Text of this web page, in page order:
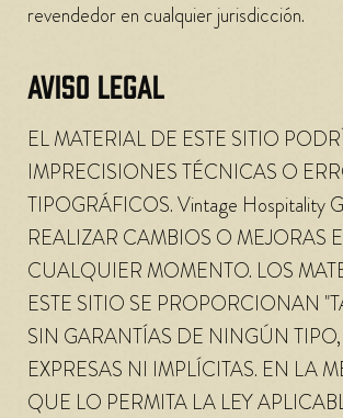
revendedor en cualquier jurisdicción.
AVISO LEGAL
EL MATERIAL DE ESTE SITIO
IMPRECISIONES TÉCNICAS O
TIPOGRÁFICOS. Vintage Hospitality
REALIZAR CAMBIOS O MEJORAS
CUALQUIER MOMENTO. LOS
ESTE SITIO SE PROPORCIONAN
SIN GARANTÍAS DE NINGÚN
EXPRESAS NI IMPLÍCITAS. EN LA
QUE LO PERMITA LA LEY